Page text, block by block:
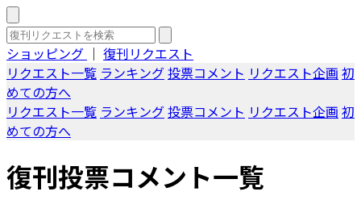
ショッピング ｜ 復刊リクエスト
リクエスト一覧 ランキング投票コメント リクエスト企画 初
めての方へ
リクエスト一覧 ランキング投票コメント リクエスト企画 初
めての方へ
復刊投票コメント一覧